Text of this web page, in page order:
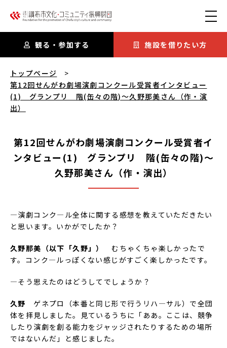
観る・参加する 施設を借りたい方
トップページ
第12回せんがわ劇場演劇コンクール受賞者インタビュー
(1) グランプリ 階(缶々の階)～久野那美さん（作・演
出）
第12回せんがわ劇場演劇コンクール受賞者イ
ンタビュー(1) グランプリ 階(缶々の階)～
久野那美さん（作・演出）
―演劇コンク―ル全体に関する感想を教えていただきたい
と思います。いかがでしたか？
久野那美（以下「久野」）
むちゃくちゃ楽しかったで
す。コンク―ルっぽくない感じがすごく楽しかったです。
―そう思えたのはどうしてでしょうか？
久野 ゲネプロ（本番と同じ形で行うリハ―サル）で全団
体を拝見しました。見ているうちに「ああ。ここは、競争
したり演劇を創る能力をジャッジされたりするための場所
ではないんだ」と感じました。
第12回せんがわ劇場演劇コンクール受賞者インタビュー(1)